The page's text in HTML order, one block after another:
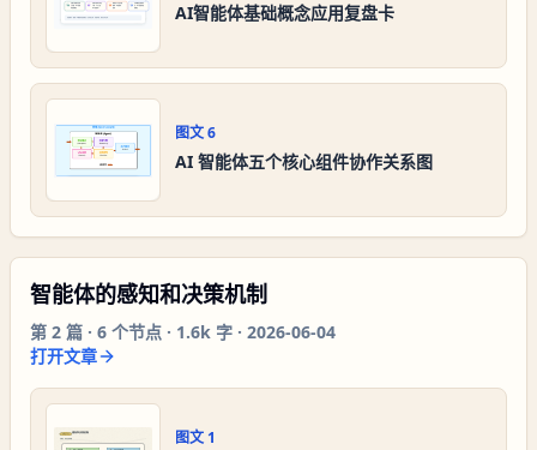
AI智能体基础概念应用复盘卡
图文6
AI 智能体五个核心组件协作关系图
智能体的感知和决策机制
第 2 篇 · 6 个节点 · 1.6k 字 · 2026-06-04
打开文章
图文 1